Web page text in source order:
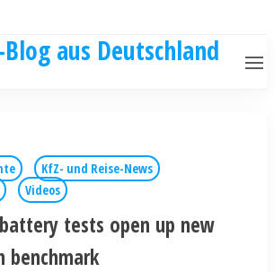
aus Deutschland
KfZ- und Reise-News
Videos
battery tests open up new
benchmark